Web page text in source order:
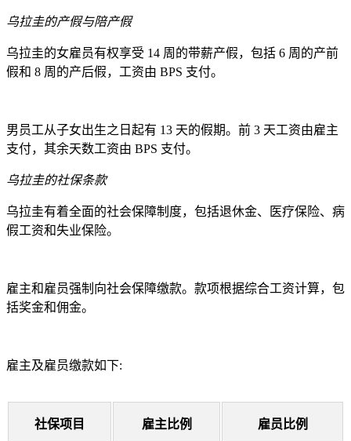
乌拉圭的产假与陪产假
乌拉圭的女雇员有权享受 14 周的带薪产假，包括 6 周的产前
假和 8 周的产后假，工资由 BPS 支付。
男员工从子女出生之日起有 13 天的假期。前 3 天工资由雇主
支付，其余天数工资由 BPS 支付。
乌拉圭的社保条款
乌拉圭有着全面的社会保障制度，包括退休金、医疗保险、病
假工资和失业保险。
雇主和雇员强制向社会保障缴款。款项根据综合工资计算，包
括奖金和佣金。
雇主及雇员缴款如下:
社保项目 雇主比例 雇员比例